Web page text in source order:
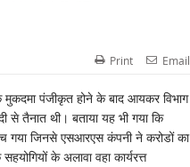
Print Email
मुकदमा पंजीकृत होने के बाद आयकर विभाग
से तैनात थी। बताया यह भी गया कि
गया जिनसे एसआरएस कंपनी ने करोडों का
के अलावा वहा कार्यरत्त